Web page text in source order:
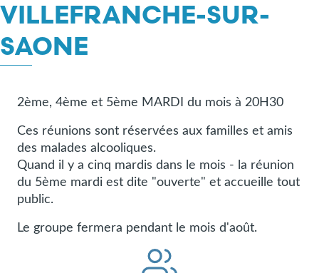
VILLEFRANCHE-SUR-
SAONE
2ème, 4ème et 5ème MARDI du mois à 20H30
Ces réunions sont réservées aux familles et amis
des malades alcooliques.
Quand il y a cinq mardis dans le mois - la réunion
du 5ème mardi est dite "ouverte" et accueille tout
public.
Le groupe fermera pendant le mois d'août.